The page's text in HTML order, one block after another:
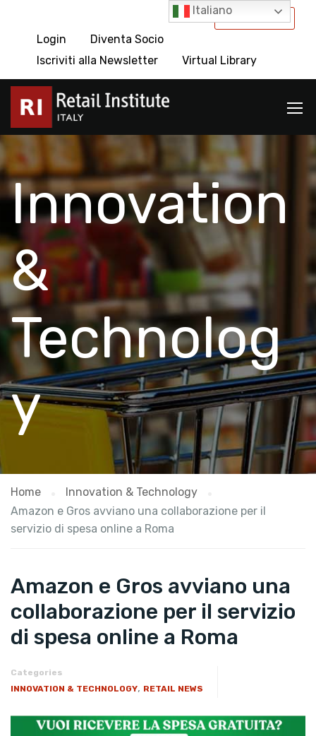
International
Login
Diventa Socio
Iscriviti alla Newsletter
Virtual Library
Innovation
&
Technolog
y
Home
Innovation & Technology
Amazon e Gros avviano una collaborazione per il
servizio di spesa online a Roma
Amazon e Gros avviano una
collaborazione per il servizio
di spesa online a Roma
Categories
INNOVATION & TECHNOLOGY, RETAIL NEWS
Italiano